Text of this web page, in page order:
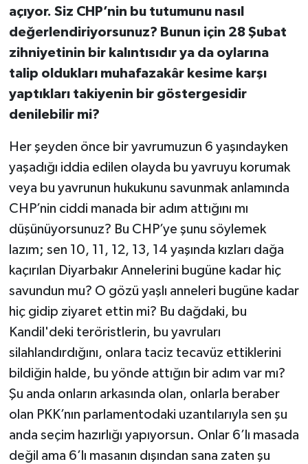
açıyor. Siz CHP’nin bu tutumunu nasıl
değerlendiriyorsunuz? Bunun için 28 Şubat
zihniyetinin bir kalıntısıdır ya da oylarına
talip oldukları muhafazakâr kesime karşı
yaptıkları takiyenin bir göstergesidir
denilebilir mi?
Her şeyden önce bir yavrumuzun 6 yaşındayken
yaşadığı iddia edilen olayda bu yavruyu korumak
veya bu yavrunun hukukunu savunmak anlamında
CHP’nin ciddi manada bir adım attığını mı
düşünüyorsunuz? Bu CHP’ye şunu söylemek
lazım; sen 10, 11, 12, 13, 14 yaşında kızları dağa
kaçırılan Diyarbakır Annelerini bugüne kadar hiç
savundun mu? O gözü yaşlı anneleri bugüne kadar
hiç gidip ziyaret ettin mi? Bu dağdaki, bu
Kandil'deki teröristlerin, bu yavruları
silahlandırdığını, onlara taciz tecavüz ettiklerini
bildiğin halde, bu yönde attığın bir adım var mı?
Şu anda onların arkasında olan, onlarla beraber
olan PKK’nın parlamentodaki uzantılarıyla sen şu
anda seçim hazırlığı yapıyorsun. Onlar 6’lı masada
değil ama 6’lı masanın dışından sana zaten şu